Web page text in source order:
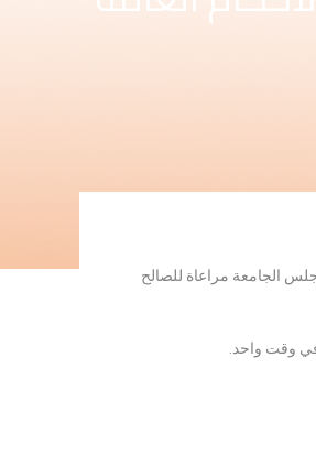
الجامعة مراعاة للصالح
في وقت واحد.